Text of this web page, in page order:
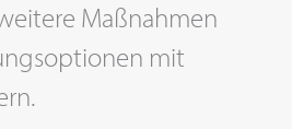
Maßnahmen
mit